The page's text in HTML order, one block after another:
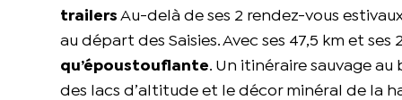
trailers Au-delà de ses 2 rendez-vous
au départ des Saisies. Avec ses 47,5 km et ses
qu’époustouflante. Un itinéraire sauvage
des lacs d’altitude et le décor minéral de la